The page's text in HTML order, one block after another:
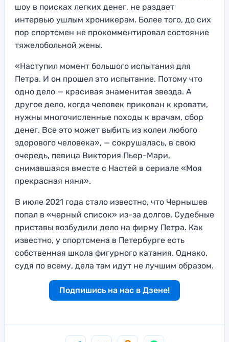
шоу в поисках легких денег, не раздает
интервью ушлым хроникерам. Более того, до сих
пор спортсмен не прокомментировал состояние
тяжелобольной жены.
«Наступил момент большого испытания для
Петра. И он прошел это испытание. Потому что
одно дело — красивая знаменитая звезда. А
другое дело, когда человек прикован к кровати,
нужны многочисленные походы к врачам, сбор
денег. Все это может выбить из колеи любого
здорового человека», — сокрушалась, в свою
очередь, певица Виктория Пьер-Мари,
снимавшаяся вместе с Настей в сериале «Моя
прекрасная няня».
В июле 2021 года стало известно, что Чернышев
попал в «черный список» из-за долгов. Судебные
приставы возбудили дело на фирму Петра. Как
известно, у спортсмена в Петербурге есть
собственная школа фигурного катания. Однако,
судя по всему, дела там идут не лучшим образом.
Подпишись на нас в Дзене!